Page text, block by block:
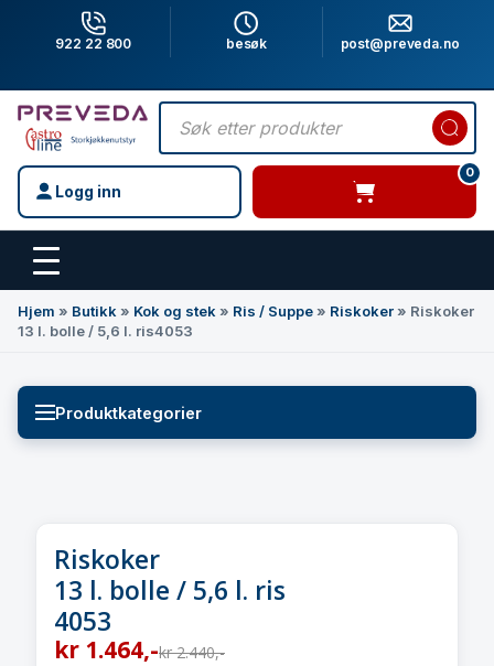
922 22 800 besøk post@preveda.no
Products
search
Logg inn
0
varer i handlevogn
Hovedinnhold
Hjem » Butikk » Kok og stek » Ris / Suppe» Riskoker» Riskoker
13 l. bolle / 5,6 l. ris4053
Produktkategorier
Riskoker
13 l. bolle / 5,6 l. ris
4053
kr 1.464,-kr2.440,-